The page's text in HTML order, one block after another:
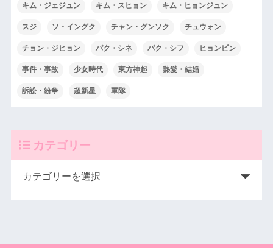
キム・ジェジュン キム・スヒョン キム・ヒョンジュン
スジ ソ・イングク チャン・グンソク チュウォン
チョン・ジヒョン パク・シネ パク・シフ ヒョンビン
事件・事故 少女時代 東方神起 熱愛・結婚
訴訟・紛争 超新星 軍隊
カテゴリー